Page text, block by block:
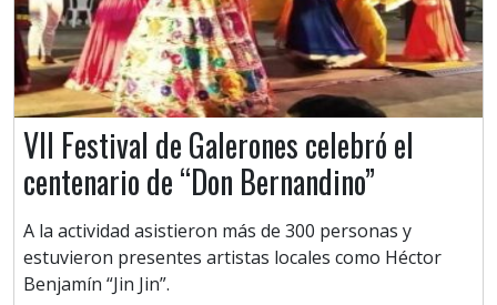
VII Festival de Galerones celebró el
centenario de “Don Bernandino”
A la actividad asistieron más de 300 personas y
estuvieron presentes artistas locales como Héctor
Benjamín “Jin Jin”.